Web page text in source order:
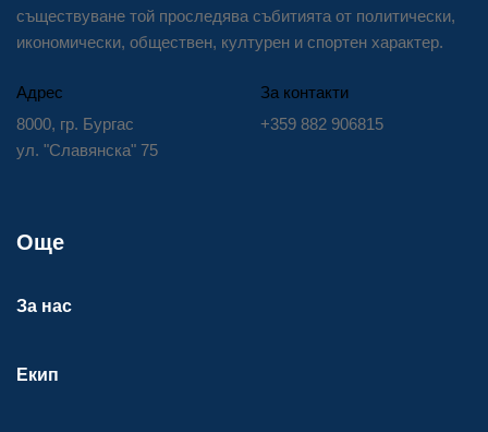
съществуване той проследява събитията от политически,
икономически, обществен, културен и спортен характер.
Адрес
8000, гр. Бургас
ул. "Славянска" 75
За контакти
+359 882 906815
Още
За нас
Екип